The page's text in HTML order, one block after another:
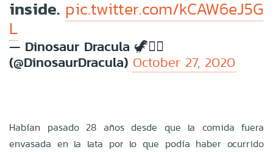
inside. pic.twitter.com/kCAW6eJ5G
L
— Dinosaur Dracula 🦖🧛‍♂️
(@DinosaurDracula) October 27, 2020
Habían pasado 28 años desde que la comida fuera
envasada en la lata por lo que podía haber ocurrido